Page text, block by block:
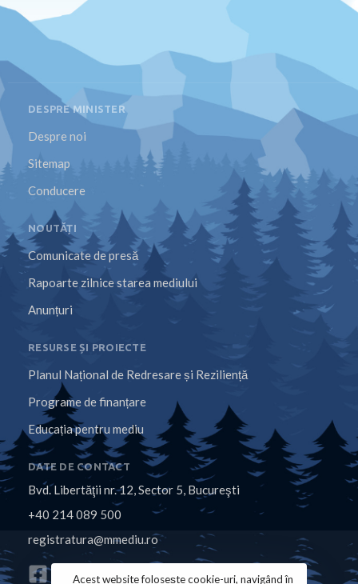
DESPRE MINISTER
Despre noi
Sitemap
Conducere
NOUTĂȚI
Comunicate de presă
Rapoarte zilnice starea mediului
Anunțuri
RESURSE ȘI PROIECTE
Planul Național de Redresare și Reziliență
Programe de finanțare
Educația pentru mediu
DATE DE CONTACT
Bvd. Libertăţii nr. 12, Sector 5, Bucureşti
+40 214 089 500
registratura@mmediu.ro
Acest website folosește cookie-uri, navigând în